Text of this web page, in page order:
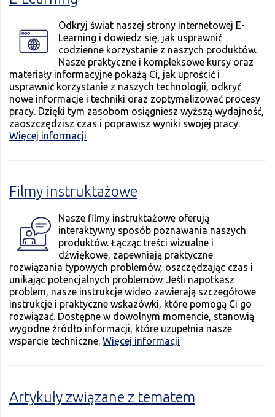
Odkryj świat naszej strony internetowej E-
Learning i dowiedz się, jak usprawnić
codzienne korzystanie z naszych produktów.
Nasze praktyczne i kompleksowe kursy oraz
materiały informacyjne pokażą Ci, jak uprościć i
usprawnić korzystanie z naszych technologii, odkryć
nowe informacje i techniki oraz zoptymalizować procesy
pracy. Dzięki tym zasobom osiągniesz wyższą wydajność,
zaoszczędzisz czas i poprawisz wyniki swojej pracy.
Więcej informacji
Filmy instruktażowe
Nasze filmy instruktażowe oferują
interaktywny sposób poznawania naszych
produktów. Łącząc treści wizualne i
dźwiękowe, zapewniają praktyczne
rozwiązania typowych problemów, oszczędzając czas i
unikając potencjalnych problemów. Jeśli napotkasz
problem, nasze instrukcje wideo zawierają szczegółowe
instrukcje i praktyczne wskazówki, które pomogą Ci go
rozwiązać. Dostępne w dowolnym momencie, stanowią
wygodne źródło informacji, które uzupełnia nasze
wsparcie techniczne. Więcej informacji
Artykuły związane z tematem